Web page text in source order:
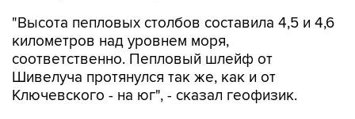
"Высота пепловых столбов составила 4,5 и 4,6
километров над уровнем моря,
соответственно. Пепловый шлейф от
Шивелуча протянулся так же, как и от
Ключевского - на юг", - сказал геофизик.